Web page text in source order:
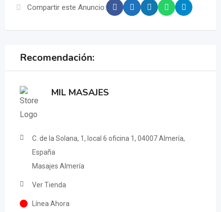
Compartir este Anuncio:
Recomendación:
MIL MASAJES
C. de la Solana, 1, local 6 oficina 1, 04007 Almería,
España
Masajes Almería
Ver Tienda
Línea Ahora